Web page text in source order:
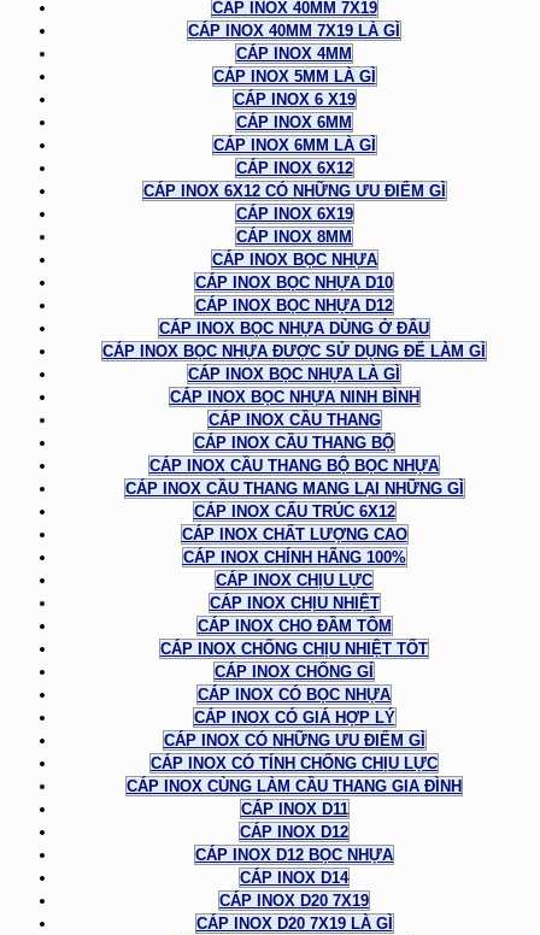
CÁP INOX 40MM 7X19
CÁP INOX 40MM 7X19 LÀ GÌ
CÁP INOX 4MM
CÁP INOX 5MM LÀ GÌ
CÁP INOX 6 X19
CÁP INOX 6MM
CÁP INOX 6MM LÀ GÌ
CÁP INOX 6X12
CÁP INOX 6X12 CÓ NHỮNG ƯU ĐIỂM GÌ
CÁP INOX 6X19
CÁP INOX 8MM
CÁP INOX BỌC NHỰA
CÁP INOX BỌC NHỰA D10
CÁP INOX BỌC NHỰA D12
CÁP INOX BỌC NHỰA DÙNG Ở ĐÂU
CÁP INOX BỌC NHỰA ĐƯỢC SỬ DỤNG ĐỂ LÀM GÌ
CÁP INOX BỌC NHỰA LÀ GÌ
CÁP INOX BỌC NHỰA NINH BÌNH
CÁP INOX CẦU THANG
CÁP INOX CẦU THANG BỘ
CÁP INOX CẦU THANG BỘ BỌC NHỰA
CÁP INOX CẦU THANG MANG LẠI NHỮNG GÌ
CÁP INOX CẤU TRÚC 6X12
CÁP INOX CHẤT LƯỢNG CAO
CÁP INOX CHÍNH HÃNG 100%
CÁP INOX CHỊU LỰC
CÁP INOX CHỊU NHIỆT
CÁP INOX CHO ĐẦM TÔM
CÁP INOX CHỐNG CHỊU NHIỆT TỐT
CÁP INOX CHỐNG GỈ
CÁP INOX CÓ BỌC NHỰA
CÁP INOX CÓ GIÁ HỢP LÝ
CÁP INOX CÓ NHỮNG ƯU ĐIỂM GÌ
CÁP INOX CÓ TÍNH CHỐNG CHỊU LỰC
CÁP INOX CÙNG LÀM CẦU THANG GIA ĐÌNH
CÁP INOX D11
CÁP INOX D12
CÁP INOX D12 BỌC NHỰA
CÁP INOX D14
CÁP INOX D20 7X19
CÁP INOX D20 7X19 LÀ GÌ